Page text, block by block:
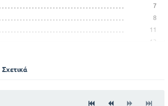
7
8
11
13
92
Σχετικά